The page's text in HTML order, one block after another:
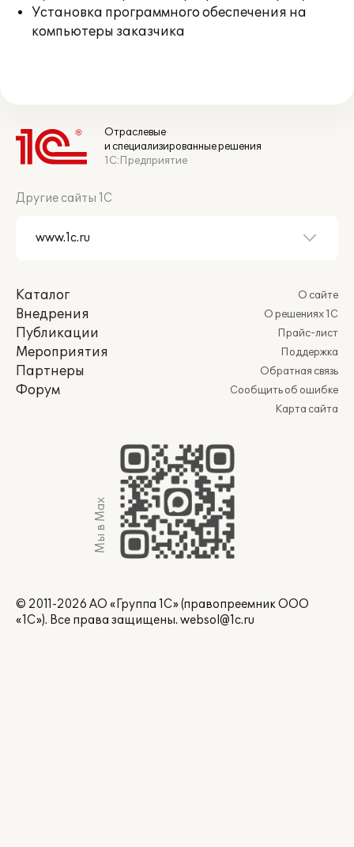
Установка программного обеспечения на
компьютеры заказчика
Отраслевые
и специализированные решения
1С:Предприятие
Другие сайты 1С
Каталог
Внедрения
Публикации
Мероприятия
Партнеры
Форум
О сайте
О решениях 1С
Прайс-лист
Поддержка
Обратная связь
Сообщить об ошибке
Карта сайта
Мы в Max
© 2011-2026 АО «Группа 1С» (правопреемник ООО
«1С»). Все права защищены. websol@1c.ru